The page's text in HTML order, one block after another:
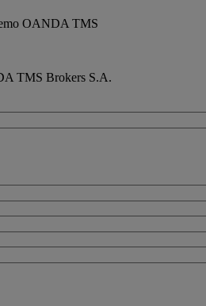
OANDA TMS
TMS Brokers S.A.